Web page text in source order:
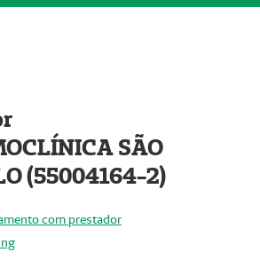
SÃO
(55004164-2)
com prestador